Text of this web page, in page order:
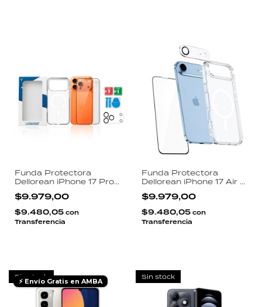
Funda Protectora
Dellorean iPhone 17 Pro
Max 3 en 1 Transparente
Magsafe Pro Vidrio
Templado HD y
Protector de Camara
$9.979,00
$9.480,05 con
Transferencia
Funda Protectora
Dellorean iPhone 17 Air 3
en 1 Transparente
Magsafe Pro Antigolpes
Vidrio Templado HD y
Protector de Camara
$9.979,00
$9.480,05 con
Transferencia
Sin stock
⚡ Envío Gratis en AMBA
Sin stock